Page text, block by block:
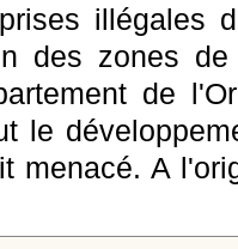
illégales
des zones de
de
le
menacé. A